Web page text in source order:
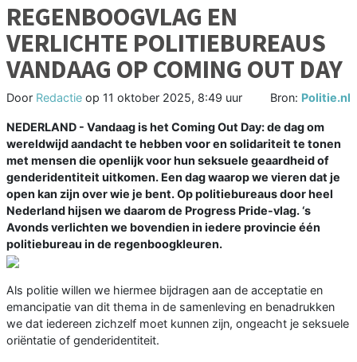
REGENBOOGVLAG EN
VERLICHTE POLITIEBUREAUS
VANDAAG OP COMING OUT DAY
Door Redactie op 11 oktober 2025, 8:49 uur Bron: Politie.nl
NEDERLAND - Vandaag is het Coming Out Day: de dag om
wereldwijd aandacht te hebben voor en solidariteit te tonen
met mensen die openlijk voor hun seksuele geaardheid of
genderidentiteit uitkomen. Een dag waarop we vieren dat je
open kan zijn over wie je bent. Op politiebureaus door heel
Nederland hijsen we daarom de Progress Pride-vlag. ‘s
Avonds verlichten we bovendien in iedere provincie één
politiebureau in de regenboogkleuren.
Als politie willen we hiermee bijdragen aan de acceptatie en
emancipatie van dit thema in de samenleving en benadrukken
we dat iedereen zichzelf moet kunnen zijn, ongeacht je seksuele
oriëntatie of genderidentiteit.